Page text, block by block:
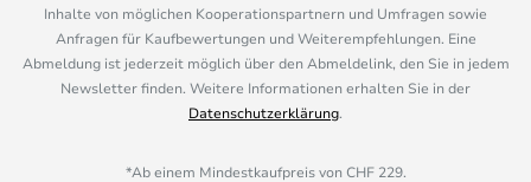
Inhalte von möglichen Kooperationspartnern und Umfragen sowie
Anfragen für Kaufbewertungen und Weiterempfehlungen. Eine
Abmeldung ist jederzeit möglich über den Abmeldelink, den Sie in jedem
Newsletter finden. Weitere Informationen erhalten Sie in der
Datenschutzerklärung.
*Ab einem Mindestkaufpreis von CHF 229.